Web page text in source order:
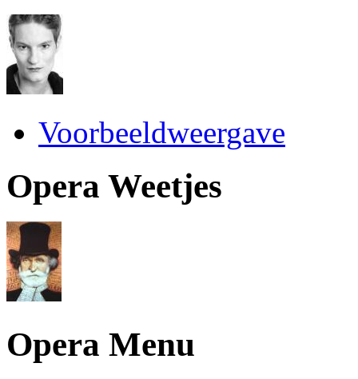
Voorbeeldweergave
Opera Weetjes
Opera Menu